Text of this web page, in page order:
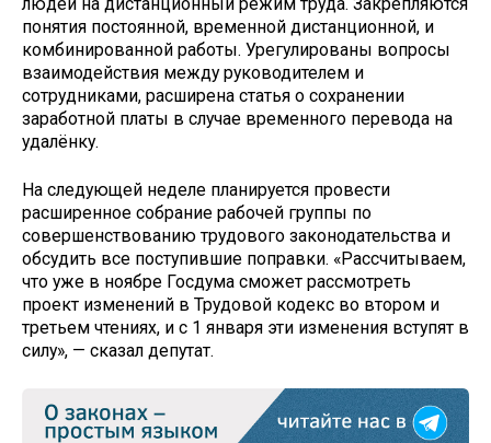
понятия постоянной, временной дистанционной, и
комбинированной работы. Урегулированы вопросы
взаимодействия между руководителем и
сотрудниками, расширена статья о сохранении
заработной платы в случае временного перевода на
удалёнку.
На следующей неделе планируется провести
расширенное собрание рабочей группы по
совершенствованию трудового законодательства и
обсудить все поступившие поправки. «Рассчитываем,
что уже в ноябре Госдума сможет рассмотреть
проект изменений в Трудовой кодекс во втором и
третьем чтениях, и с 1 января эти изменения вступят в
силу», — сказал депутат.